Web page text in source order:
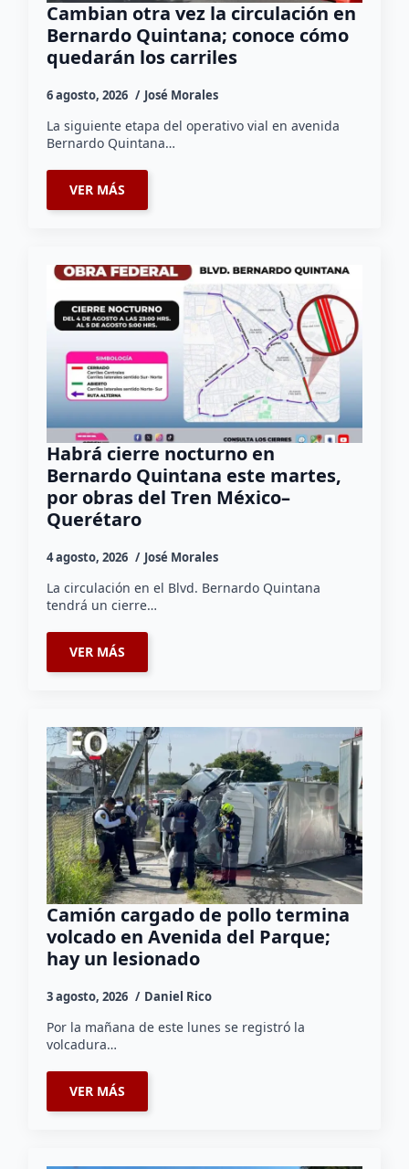
Cambian otra vez la circulación en
Bernardo Quintana; conoce cómo
quedarán los carriles
6 agosto, 2026 José Morales
La siguiente etapa del operativo vial en avenida
Bernardo Quintana…
VER MÁS
Habrá cierre nocturno en
Bernardo Quintana este martes,
por obras del Tren México–
Querétaro
4 agosto, 2026 José Morales
La circulación en el Blvd. Bernardo Quintana
tendrá un cierre…
VER MÁS
Camión cargado de pollo termina
volcado en Avenida del Parque;
hay un lesionado
3 agosto, 2026 Daniel Rico
Por la mañana de este lunes se registró la
volcadura…
VER MÁS